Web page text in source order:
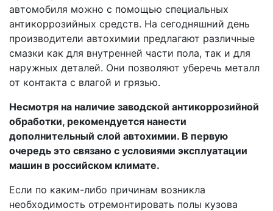
автомобиля можно с помощью специальных
антикоррозийных средств. На сегодняшний день
производители автохимии предлагают различные
смазки как для внутренней части пола, так и для
наружных деталей. Они позволяют уберечь металл
от контакта с влагой и грязью.
Несмотря на наличие заводской антикоррозийной
обработки, рекомендуется нанести
дополнительный слой автохимии. В первую
очередь это связано с условиями эксплуатации
машин в российском климате.
Если по каким-либо причинам возникла
необходимость отремонтировать полы кузова